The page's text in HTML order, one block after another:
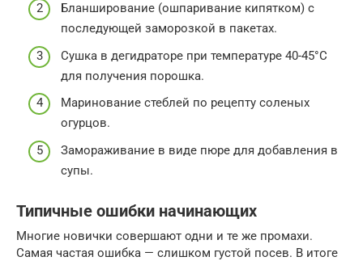
Бланширование (ошпаривание кипятком) с
последующей заморозкой в пакетах.
Сушка в дегидраторе при температуре 40-45°C
для получения порошка.
Маринование стеблей по рецепту соленых
огурцов.
Замораживание в виде пюре для добавления в
супы.
Типичные ошибки начинающих
Многие новички совершают одни и те же промахи.
Самая частая ошибка — слишком густой посев. В итоге